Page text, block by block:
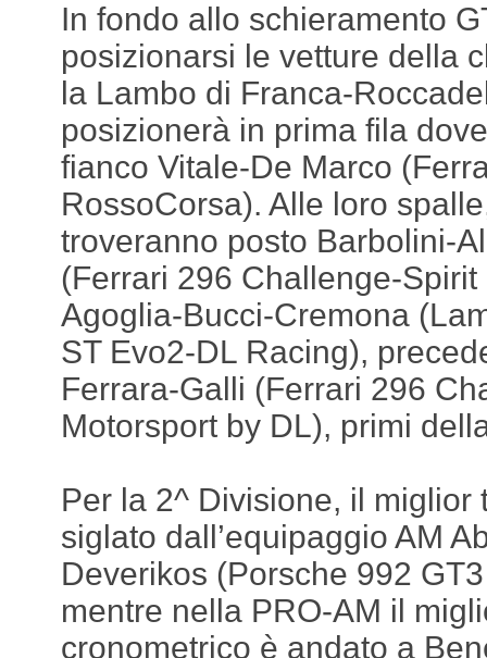
In fondo allo schieramento
posizionarsi le vetture della
la Lambo di Franca-
posizionerà in prima fila
fianco Vitale-De Marco
RossoCorsa). Alle loro
troveranno posto Barbolini-
(Ferrari 296 Challenge-
Agoglia-Bucci-Cremona
ST Evo2-DL Racing),
Ferrara-Galli (Ferrari 296
Motorsport by DL), primi
Per la 2^ Divisione, il miglior
siglato dall’equipaggio AM
Deverikos (Porsche 992
mentre nella PRO-AM il
cronometrico è andato a